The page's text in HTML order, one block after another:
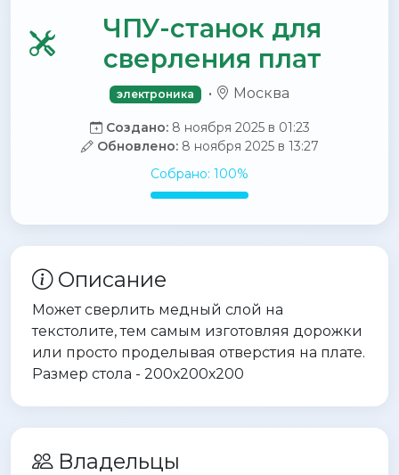
ЧПУ-станок для
сверления плат
электроника • Москва
Создано:8 ноября 2025 в 01:23
Обновлено:8 ноября 2025 в 13:27
Собрано: 100%
Описание
Может сверлить медный слой на
текстолите, тем самым изготовляя дорожки
или просто проделывая отверстия на плате.
Размер стола - 200х200х200
Владельцы